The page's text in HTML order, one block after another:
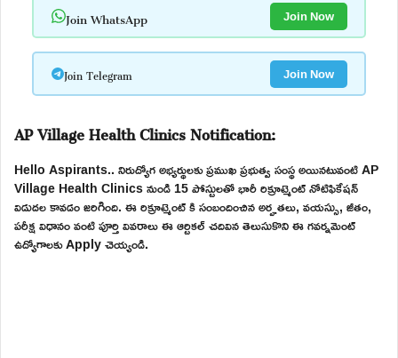
Join WhatsApp Join Now
Join Telegram Join Now
AP Village Health Clinics Notification:
Hello Aspirants.. నిరుద్యోగ అభ్యర్థులకు ప్రముఖ ప్రభుత్వ సంస్థ అయినటువంటి AP
Village Health Clinics నుండి 15 పోస్టులతో భారీ రిక్రూట్మెంట్ నోటిఫికేషన్
విడుదల కావడం జరిగింది. ఈ రిక్రూట్మెంట్ కి సంబందించిన అర్హతలు, వయస్సు, జీతం,
పరీక్ష విధానం వంటి పూర్తి వివరాలు ఈ ఆర్టికల్ చదివిన తెలుసుకొని ఈ గవర్నమెంట్
ఉద్యోగాలకు Apply చెయ్యండి.